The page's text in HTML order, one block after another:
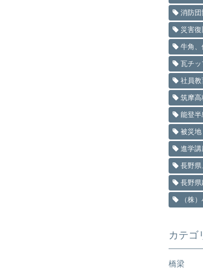
消防
災害
牛角
瓦チッ
社員
筑摩高
能登半
被災地
進学講
長野県
長野県
（株
カテゴ
橋梁